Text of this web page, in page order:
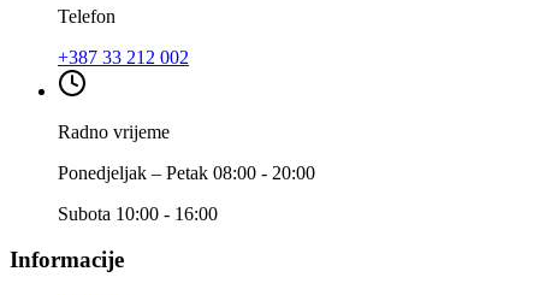
Telefon
+387 33 212 002
Radno vrijeme
Ponedjeljak – Petak 08:00 - 20:00
Subota 10:00 - 16:00
Informacije